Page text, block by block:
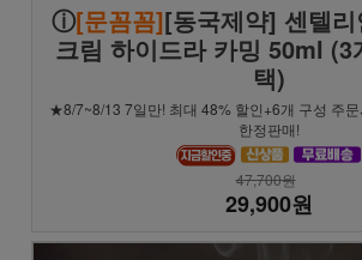
ⓘ[문꼼꼼][동국제약] 센텔
크림 하이드라 카밍 50ml (3
택)
★8/7~8/13 7일만! 최대 48% 할인+6개 구성 주
한정판매!
47,700원
29,900원